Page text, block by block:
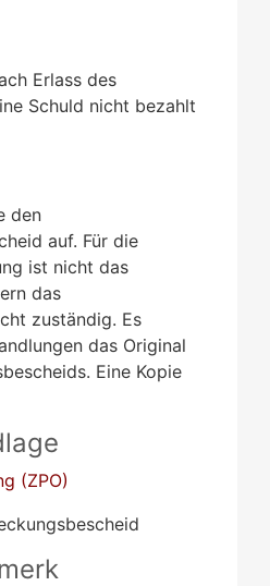
Erlass des
Schuld nicht bezahlt
den
auf. Für die
ist nicht das
das
zuständig. Es
das Original
Eine Kopie
(ZPO)